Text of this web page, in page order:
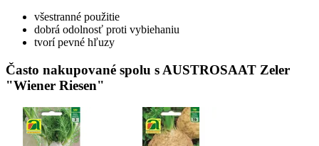
všestranné použitie
dobrá odolnosť proti vybiehaniu
tvorí pevné hľuzy
Často nakupované spolu s AUSTROSAAT Zeler
"Wiener Riesen"